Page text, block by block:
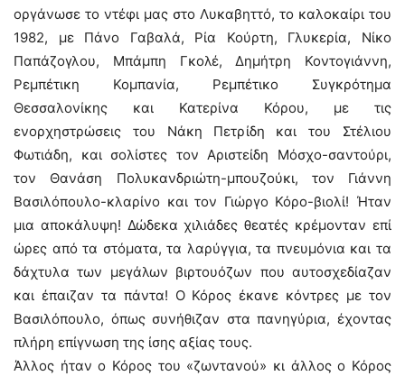
οργάνωσε το ντέφι μας στο Λυκαβηττό, το καλοκαίρι του
1982, με Πάνο Γαβαλά, Ρία Κούρτη, Γλυκερία, Νίκο
Παπάζογλου, Μπάμπη Γκολέ, Δημήτρη Κοντογιάννη,
Ρεμπέτικη Κομπανία, Ρεμπέτικο Συγκρότημα
Θεσσαλονίκης και Κατερίνα Κόρου, με τις
ενορχηστρώσεις του Νάκη Πετρίδη και του Στέλιου
Φωτιάδη, και σολίστες τον Αριστείδη Μόσχο-σαντούρι,
τον Θανάση Πολυκανδριώτη-μπουζούκι, τον Γιάννη
Βασιλόπουλο-κλαρίνο και τον Γιώργο Κόρο-βιολί! Ήταν
μια αποκάλυψη! Δώδεκα χιλιάδες θεατές κρέμονταν επί
ώρες από τα στόματα, τα λαρύγγια, τα πνευμόνια και τα
δάχτυλα των μεγάλων βιρτουόζων που αυτοσχεδίαζαν
και έπαιζαν τα πάντα! Ο Κόρος έκανε κόντρες με τον
Βασιλόπουλο, όπως συνήθιζαν στα πανηγύρια, έχοντας
πλήρη επίγνωση της ίσης αξίας τους.
Άλλος ήταν ο Κόρος του «ζωντανού» κι άλλος ο Κόρος